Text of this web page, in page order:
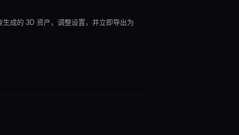
成的 3D 资产，调整设置，并立即导出为